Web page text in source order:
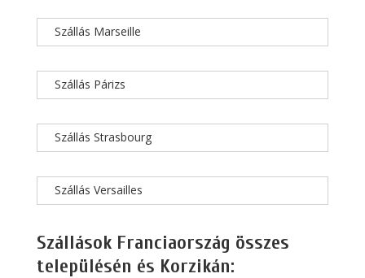
Szállás Marseille
Szállás Párizs
Szállás Strasbourg
Szállás Versailles
Szállások Franciaország összes
településén és Korzikán: